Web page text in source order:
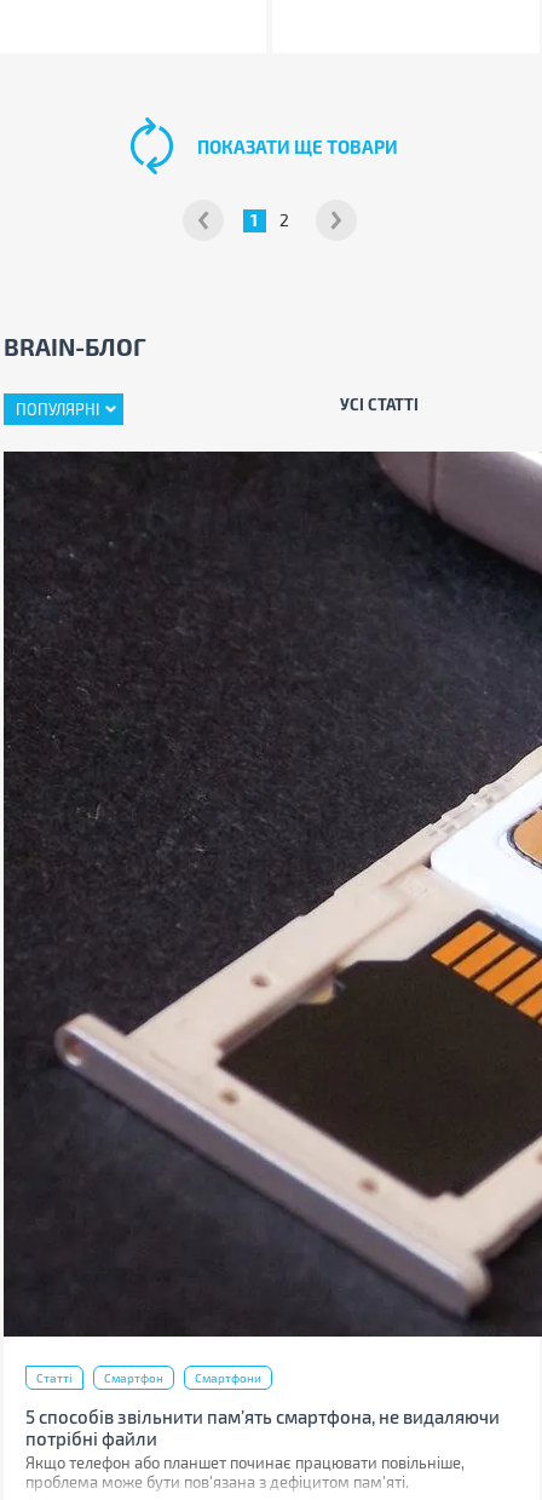
1 2
ПОКАЗАТИ ЩЕ ТОВАРИ
BRAIN-БЛОГ
ПОПУЛЯРНІ УСІ СТАТТІ
Статті Смартфон Смартфони
5 способів звільнити пам’ять смартфона, не видаляючи
потрібні файли
Якщо телефон або планшет починає працювати повільніше,
проблема може бути пов'язана з дефіцитом пам'яті.